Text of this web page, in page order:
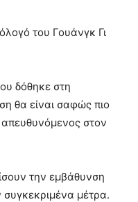
του Γουάνγκ Γι
δόθηκε στη
θα είναι σαφώς πιο
απευθυνόμενος στον
την εμβάθυνση
μέτρα.